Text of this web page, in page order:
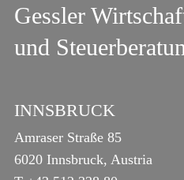
Gessler
und
INNSBRUCK
Amraser Straße 85
6020 Innsbruck, Austria